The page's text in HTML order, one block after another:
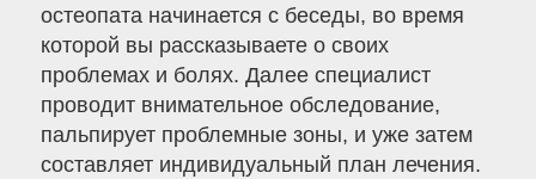
остеопата начинается с беседы, во время
которой вы рассказываете о своих
проблемах и болях. Далее специалист
проводит внимательное обследование,
пальпирует проблемные зоны, и уже затем
составляет индивидуальный план лечения.